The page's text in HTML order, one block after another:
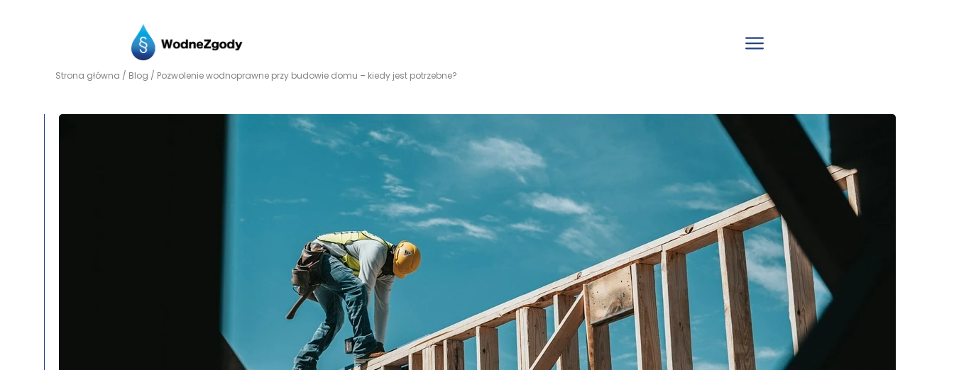
Strona główna / Blog / Pozwolenie wodnoprawne przy budowie domu – kiedy jest potrzebne?